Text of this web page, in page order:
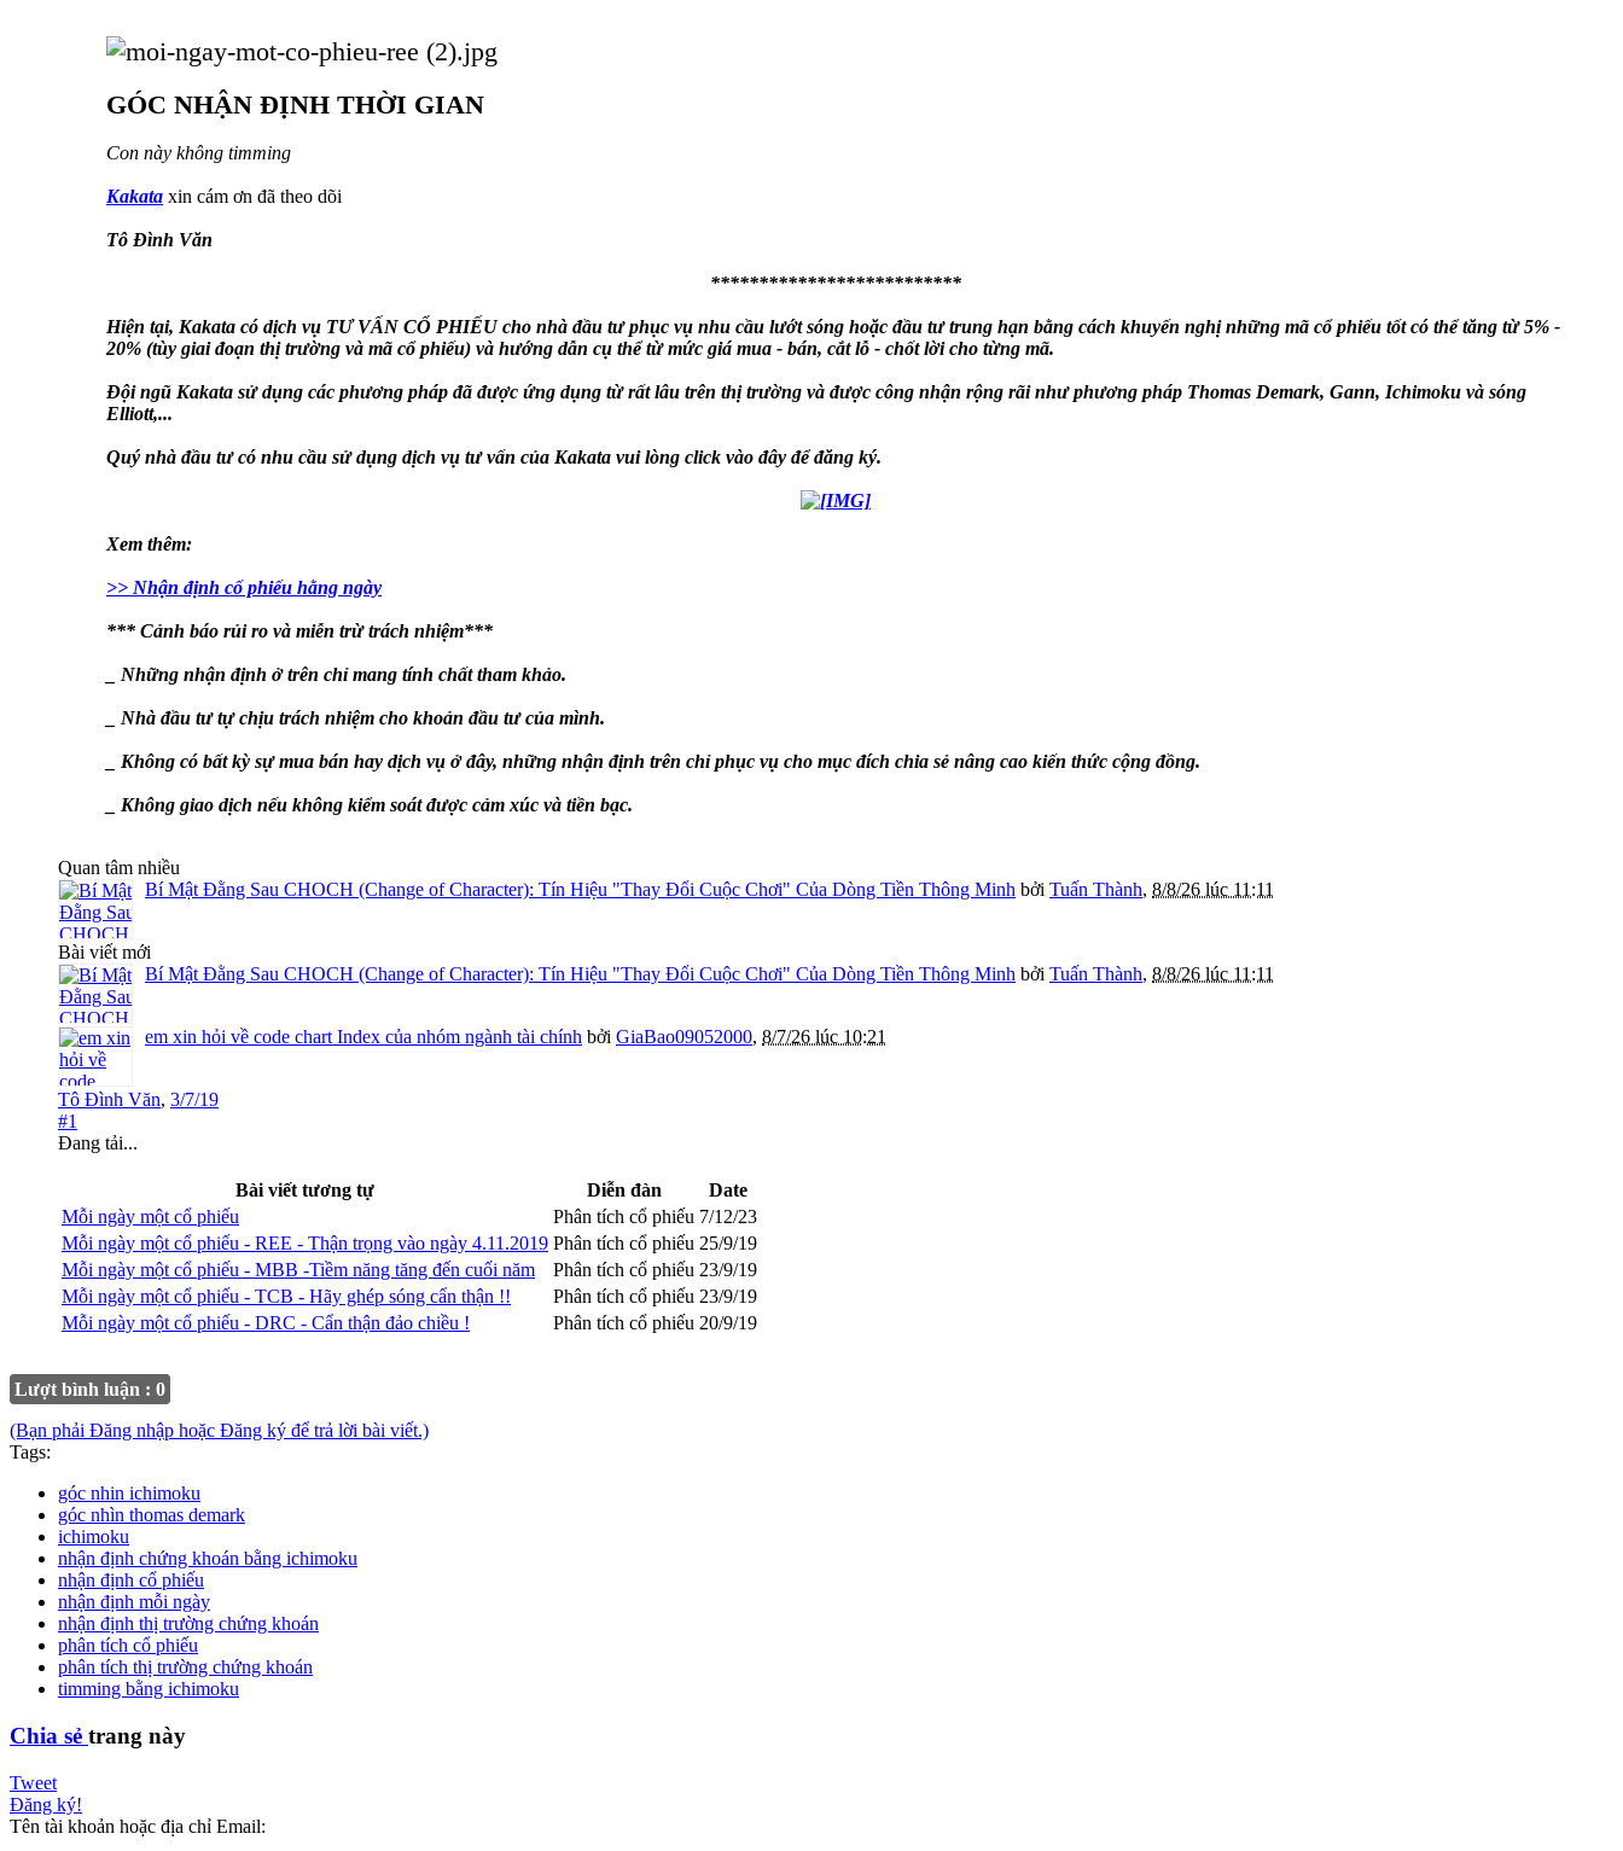
GÓC NHẬN ĐỊNH THỜI GIAN
Con này không timming
Kakata xin cám ơn đã theo dõi
Tô Đình Văn
**************************
Hiện tại, Kakata có dịch vụ TƯ VẤN CỔ PHIẾU cho nhà đầu tư phục vụ nhu cầu lướt sóng hoặc đầu tư trung hạn bằng cách khuyến nghị những mã cổ phiếu tốt có thể tăng từ 5% -
20% (tùy giai đoạn thị trường và mã cổ phiếu) và hướng dẫn cụ thể từ mức giá mua - bán, cắt lỗ - chốt lời cho từng mã.
Đội ngũ Kakata sử dụng các phương pháp đã được ứng dụng từ rất lâu trên thị trường và được công nhận rộng rãi như phương pháp Thomas Demark, Gann, Ichimoku và sóng
Elliott,...
Quý nhà đầu tư có nhu cầu sử dụng dịch vụ tư vấn của Kakata vui lòng click vào đây để đăng ký.
Xem thêm:
>> Nhận định cố phiếu hằng ngày
*** Cảnh báo rủi ro và miễn trừ trách nhiệm***
_ Những nhận định ở trên chỉ mang tính chất tham khảo.
_ Nhà đầu tư tự chịu trách nhiệm cho khoản đầu tư của mình.
_ Không có bất kỳ sự mua bán hay dịch vụ ở đây, những nhận định trên chỉ phục vụ cho mục đích chia sẻ nâng cao kiến thức cộng đồng.
_ Không giao dịch nếu không kiểm soát được cảm xúc và tiền bạc.
Quan tâm nhiều
Bí Mật Đằng Sau CHOCH (Change of Character): Tín Hiệu "Thay Đổi Cuộc Chơi" Của Dòng Tiền Thông Minh bởi Tuấn Thành, 8/8/26 lúc 11:11
Bài viết mới
Bí Mật Đằng Sau CHOCH (Change of Character): Tín Hiệu "Thay Đổi Cuộc Chơi" Của Dòng Tiền Thông Minh bởi Tuấn Thành, 8/8/26 lúc 11:11
em xin hỏi về code chart Index của nhóm ngành tài chính bởi GiaBao09052000, 8/7/26 lúc 10:21
Tô Đình Văn, 3/7/19
#1
Đang tải...
Bài viết tương tự Diễn đàn
Date
Mỗi ngày một cổ phiếu
Phân tích cổ phiếu 7/12/23
Mỗi ngày một cổ phiếu - REE - Thận trọng vào ngày 4.11.2019 Phân tích cổ phiếu 25/9/19
Mỗi ngày một cổ phiếu - MBB -Tiềm năng tăng đến cuối năm
Phân tích cổ phiếu 23/9/19
Mỗi ngày một cổ phiếu - TCB - Hãy ghép sóng cẩn thận !!
Phân tích cổ phiếu 23/9/19
Mỗi ngày một cổ phiếu - DRC - Cẩn thận đảo chiều !
Phân tích cổ phiếu 20/9/19
Lượt bình luận : 0
(Bạn phải Đăng nhập hoặc Đăng ký để trả lời bài viết.)
Tags:
góc nhin ichimoku
góc nhìn thomas demark
ichimoku
nhận định chứng khoán bằng ichimoku
nhận định cổ phiếu
nhận định mỗi ngày
nhận định thị trường chứng khoán
phân tích cổ phiếu
phân tích thị trường chứng khoán
timming bằng ichimoku
Chia sẻ trang này
Tweet
Đăng ký!
Tên tài khoản hoặc địa chỉ Email: